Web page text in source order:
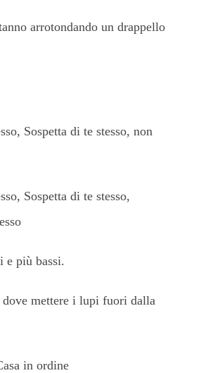
arrotondando un drappello
Sospetta di te stesso, non
Sospetta di te stesso,
e più bassi.
dove mettere i lupi fuori dalla
in ordine